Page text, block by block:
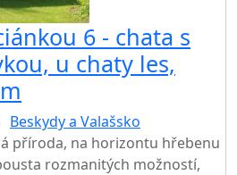
6 - chata s
u chaty les,
Beskydy a Valašsko
příroda, na horizontu hřebenu
rozmanitých možností,